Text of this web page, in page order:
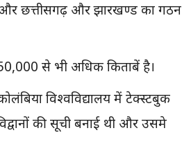
छत्तीसगढ़ और झारखण्ड का गठन
से भी अधिक किताबें है।
विश्वविद्यालय में टेक्स्टबुक
की सूची बनाई थी और उसमे